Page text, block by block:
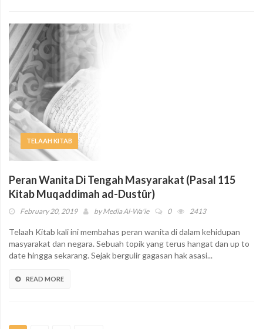
TELAAH KITAB
Peran Wanita Di Tengah Masyarakat (Pasal 115
Kitab Muqaddimah ad-Dustûr)
February 20, 2019 byMedia Al-Wa'ie 0 2413
Telaah Kitab kali ini membahas peran wanita di dalam kehidupan
masyarakat dan negara. Sebuah topik yang terus hangat dan up to
date hingga sekarang. Sejak bergulir gagasan hak asasi...
READ MORE